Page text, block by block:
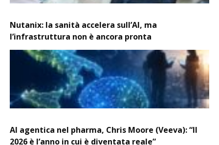
Nutanix: la sanità accelera sull’AI, ma
l’infrastruttura non è ancora pronta
AI agentica nel pharma, Chris Moore (Veeva): “Il
2026 è l’anno in cui è diventata reale”